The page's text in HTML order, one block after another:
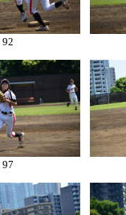
92
97